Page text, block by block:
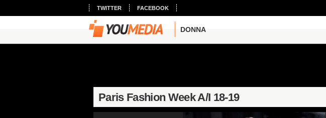
TWITTER FACEBOOK
DONNA
Paris Fashion Week A/I 18-19